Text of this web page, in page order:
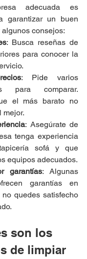
adecuada es
garantizar un buen
consejos:
: Busca reseñas de
para conocer la
: Pide varios
para comparar.
el más barato no
mejor.
: Asegúrate de
tenga experiencia
sofá y que
equipos adecuados.
garantías: Algunas
garantías en
quedes satisfecho
son los
de limpiar